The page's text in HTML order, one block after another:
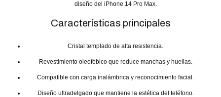
diseño del iPhone 14 Pro Max.
Características principales
Cristal templado de alta resistencia.
Revestimiento oleofóbico que reduce manchas y huellas.
Compatible con carga inalámbrica y reconocimiento facial.
Diseño ultradelgado que mantiene la estética del teléfono.